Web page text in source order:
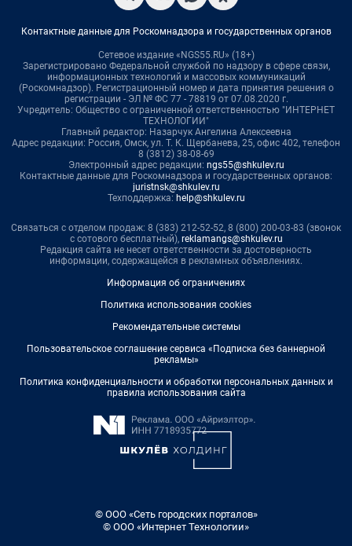
Контактные данные для Роскомнадзора и государственных органов
Сетевое издание «NGS55.RU» (18+)
Зарегистрировано Федеральной службой по надзору в сфере связи,
информационных технологий и массовых коммуникаций
(Роскомнадзор). Регистрационный номер и дата принятия решения о
регистрации - ЭЛ № ФС 77 - 78819 от 07.08.2020 г.
Учредитель: Общество с ограниченной ответственностью "ИНТЕРНЕТ
ТЕХНОЛОГИИ"
Главный редактор: Назарчук Ангелина Алексеевна
Адрес редакции: Россия, Омск, ул. Т. К. Щербанева, 25, офис 402, телефон
8 (3812) 38-08-69
Электронный адрес редакции: ngs55@shkulev.ru
Контактные данные для Роскомнадзора и государственных органов:
juristnsk@shkulev.ru
Техподдержка: help@shkulev.ru
Связаться с отделом продаж: 8 (383) 212-52-52, 8 (800) 200-03-83 (звонок
с сотового бесплатный), reklamangs@shkulev.ru
Редакция сайта не несет ответственности за достоверность
информации, содержащейся в рекламных объявлениях.
Информация об ограничениях
Политика использования cookies
Рекомендательные системы
Пользовательское соглашение сервиса «Подписка без баннерной
рекламы»
Политика конфиденциальности и обработки персональных данных и
правила использования сайта
© ООО «Сеть городских порталов»
© ООО «Интернет Технологии»